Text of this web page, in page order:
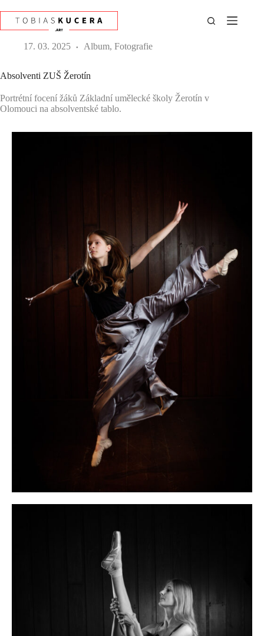
k
obsahu
17. 03. 2025 Album, Fotografie
Absolventi ZUŠ Žerotín
Portrétní focení žáků Základní umělecké školy Žerotín v
Olomouci na absolventské tablo.